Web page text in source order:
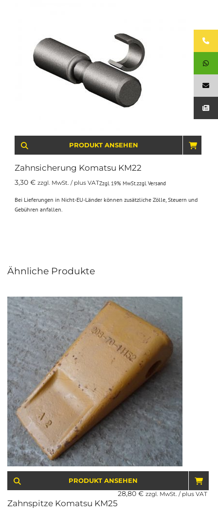
PRODUKT ANSEHEN
Zahnsicherung Komatsu KM22
3,30 € zzgl. MwSt. / plus VATZzgl. 19% MwSt.zzgl.Versand
Bei Lieferungen in Nicht-EU-Länder können zusätzliche Zölle, Steuern und
Gebühren anfallen.
Ähnliche Produkte
PRODUKT ANSEHEN
Zahnspitze Komatsu KM25
28,80 € zzgl. MwSt. / plus VAT